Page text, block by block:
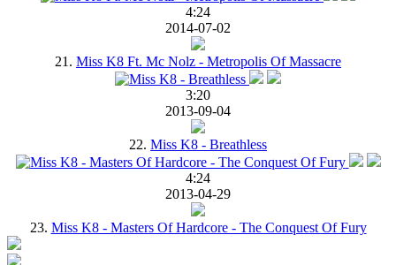
4:24
2014-07-02
21. Miss K8 Ft. Mc Nolz - Metropolis Of Massacre
3:20
2013-09-04
22. Miss K8 - Breathless
4:24
2013-04-29
23. Miss K8 - Masters Of Hardcore - The Conquest Of Fury